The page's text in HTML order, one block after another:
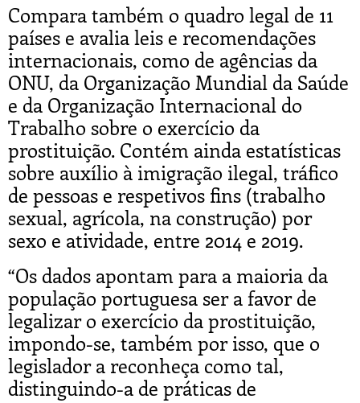
Compara também o quadro legal de 11
países e avalia leis e recomendações
internacionais, como de agências da
ONU, da Organização Mundial da Saúde
e da Organização Internacional do
Trabalho sobre o exercício da
prostituição. Contém ainda estatísticas
sobre auxílio à imigração ilegal, tráfico
de pessoas e respetivos fins (trabalho
sexual, agrícola, na construção) por
sexo e atividade, entre 2014 e 2019.
“Os dados apontam para a maioria da
população portuguesa ser a favor de
legalizar o exercício da prostituição,
impondo-se, também por isso, que o
legislador a reconheça como tal,
distinguindo-a de práticas de